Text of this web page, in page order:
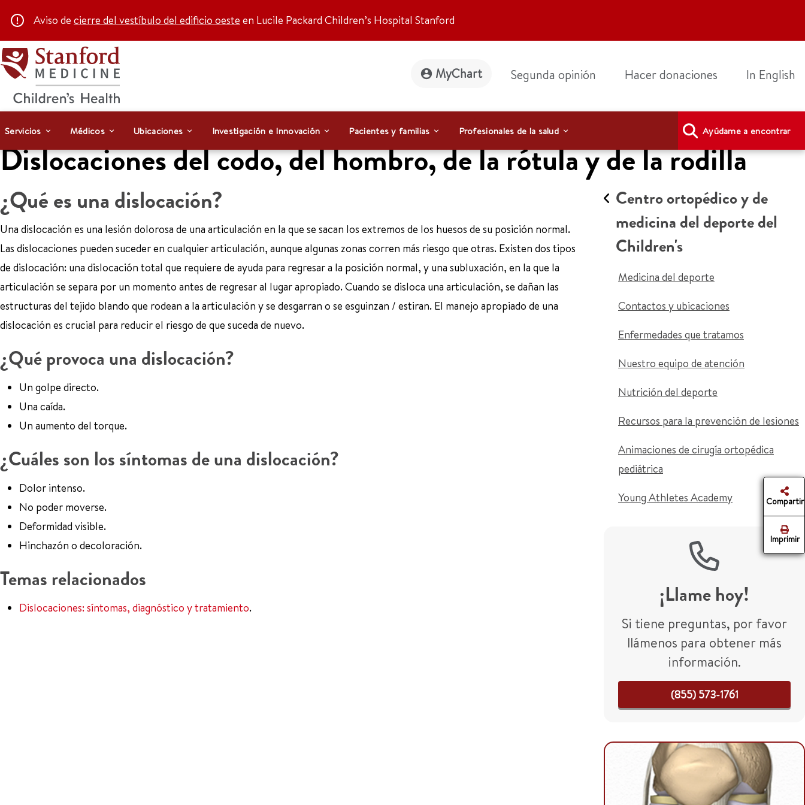
Aviso de cierre del vestíbulo del edificio oeste en Lucile Packard Children’s Hospital Stanford
MyChart Segunda opinión Hacer donaciones In English
Servicios Médicos Ubicaciones Investigación e Innovación Pacientes y familias Profesionales de la salud Ayúdame a encontrar
Dislocaciones del codo, del hombro, de la rótula y de la rodilla
¿Qué es una dislocación?
Una dislocación es una lesión dolorosa de una articulación en la que se sacan los extremos de los huesos de su posición normal.
Las dislocaciones pueden suceder en cualquier articulación, aunque algunas zonas corren más riesgo que otras. Existen dos tipos
de dislocación: una dislocación total que requiere de ayuda para regresar a la posición normal, y una subluxación, en la que la
articulación se separa por un momento antes de regresar al lugar apropiado. Cuando se disloca una articulación, se dañan las
estructuras del tejido blando que rodean a la articulación y se desgarran o se esguinzan / estiran. El manejo apropiado de una
dislocación es crucial para reducir el riesgo de que suceda de nuevo.
¿Qué provoca una dislocación?
Un golpe directo.
Una caída.
Un aumento del torque.
¿Cuáles son los síntomas de una dislocación?
Dolor intenso.
No poder moverse.
Deformidad visible.
Hinchazón o decoloración.
Temas relacionados
Dislocaciones: síntomas, diagnóstico y tratamiento.
Centro ortopédico y de
medicina del deporte del
Children's
Medicina del deporte
Contactos y ubicaciones
Enfermedades que tratamos
Nuestro equipo de atención
Nutrición del deporte
Recursos para la prevención de lesiones
Animaciones de cirugía ortopédica
pediátrica
Young Athletes Academy
¡Llame hoy!
Si tiene preguntas, por favor
llámenos para obtener más
información.
(855) 573-1761
Compartir
Imprimir